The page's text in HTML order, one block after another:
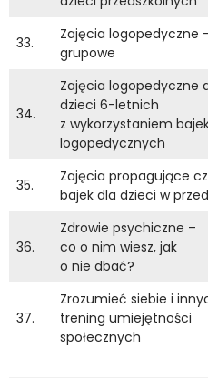
33.
Zajęcia logopedyczne
grupowe
34.
Zajęcia logopedyczne
dzieci 6-letnich
z wykorzystaniem
logopedycznych
35.
Zajęcia propagujące
bajek dla dzieci w
36.
Zdrowie psychiczne –
co o nim wiesz, jak
o nie dbać?
37.
Zrozumieć siebie i
trening umiejętności
społecznych